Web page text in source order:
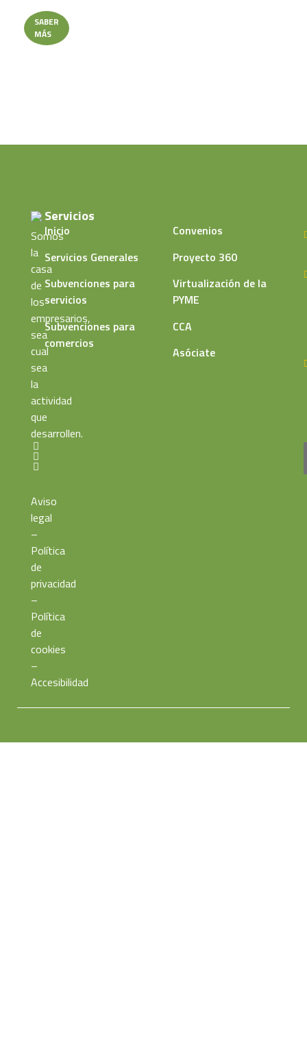
SABER
MÁS
Somos
la
casa
de
los
empresarios,
sea
cual
sea
la
actividad
que
desarrollen.
Aviso
legal
–
Política
de
privacidad
–
Política
de
cookies
–
Accesibilidad
Servicios
Inicio
Servicios Generales
Subvenciones para
servicios
Subvenciones para
comercios
Convenios
Proyecto 360
Virtualización de la
PYME
CCA
Asóciate